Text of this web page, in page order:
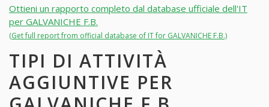
Ottieni un rapporto completo dal database ufficiale dell'IT
per GALVANICHE F.B.
(Get full report from official database of IT for GALVANICHE F.B.)
TIPI DI ATTIVITÀ
AGGIUNTIVE PER